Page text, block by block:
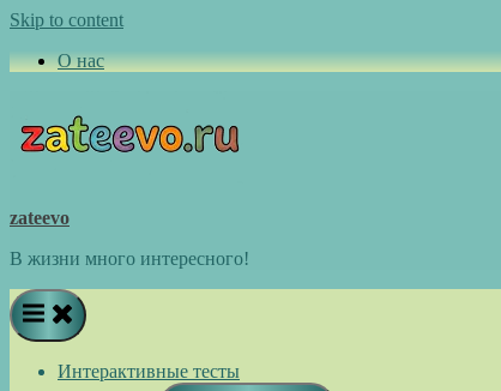
Skip to content
О нас
zateevo
В жизни много интересного!
Интерактивные тесты